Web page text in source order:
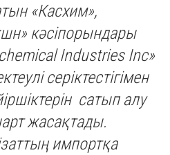
«Касхим»,
кәсіпорындары
Industries Inc»
серіктестігімен
сатып алу
жасақтады.
импортқа